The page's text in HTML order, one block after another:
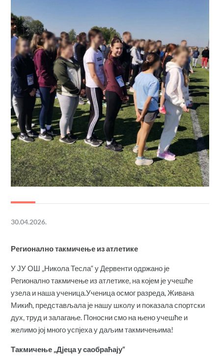
30.04.2026.
Регионално такмичење из атлетике
У ЈУ ОШ „Никола Тесла“ у Дервенти одржано је
Регионално такмичење из атлетике, на којем је учешће
узела и наша ученица.Ученица осмог разреда, Живана
Микић, представљала је нашу школу и показала спортски
дух, труд и залагање. Поносни смо на њено учешће и
желимо јој много успјеха у даљим такмичењима!
Такмичење „Дјеца у саобраћају“